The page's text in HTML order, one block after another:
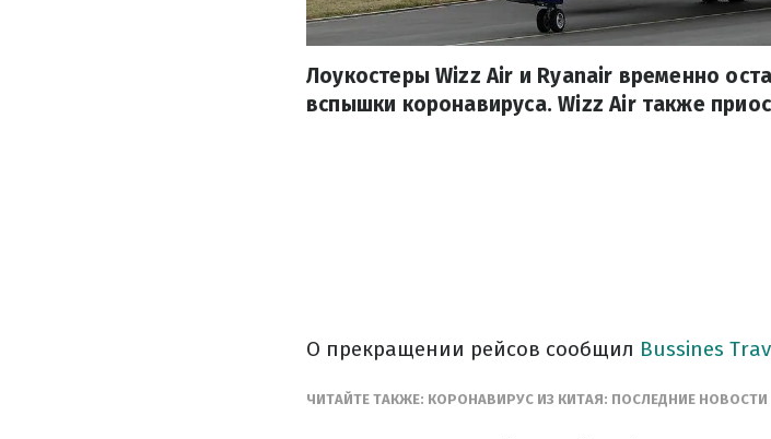
Лоукостеры Wizz Air и Ryanair временно
вспышки коронавируса. Wizz Air также
О прекращении рейсов сообщил Bussines
ЧИТАЙТЕ ТАКЖЕ: КОРОНАВИРУС ИЗ КИТАЯ: ПОСЛЕДНИЕ НОВОСТИ